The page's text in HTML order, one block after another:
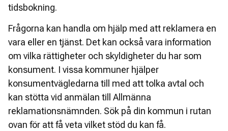
tidsbokning.
Frågorna kan handla om hjälp med att reklamera en
vara eller en tjänst. Det kan också vara information
om vilka rättigheter och skyldigheter du har som
konsument. I vissa kommuner hjälper
konsumentvägledarna till med att tolka avtal och
kan stötta vid anmälan till Allmänna
reklamationsnämnden. Sök på din kommun i rutan
ovan för att få veta vilket stöd du kan få.